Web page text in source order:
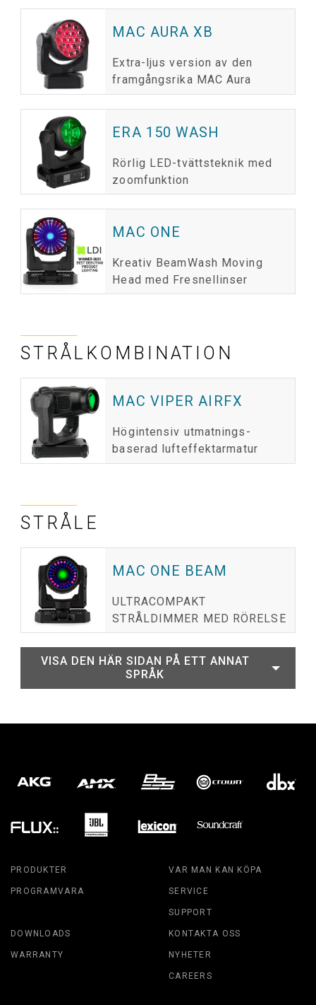
MAC AURA XB
Extra-ljus version av den
framgångsrika MAC Aura
ERA 150 WASH
Rörlig LED-tvättsteknik med
zoomfunktion
MAC ONE
Kreativ BeamWash Moving
Head med Fresnellinser
STRÅLKOMBINATION
MAC VIPER AIRFX
Högintensiv utmatnings-
baserad lufteffektarmatur
STRÅLE
MAC ONE BEAM
ULTRACOMPAKT
STRÅLDIMMER MED RÖRELSE
VISA DEN HÄR SIDAN PÅ ETT ANNAT
SPRÅK
PRODUKTER
PROGRAMVARA
VAR MAN KAN KÖPA
SERVICE
SUPPORT
DOWNLOADS
WARRANTY
KONTAKTA OSS
NYHETER
CAREERS